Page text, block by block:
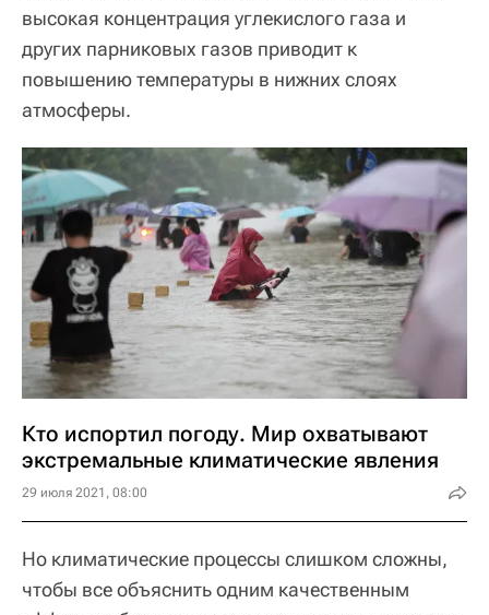
высокая концентрация углекислого газа и
других парниковых газов приводит к
повышению температуры в нижних слоях
атмосферы.
Кто испортил погоду. Мир охватывают
экстремальные климатические явления
29 июля 2021, 08:00
Но климатические процессы слишком сложны,
чтобы все объяснить одним качественным